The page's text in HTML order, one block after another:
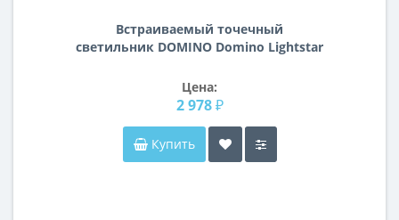
Встраиваемый точечный
светильник DOMINO Domino Lightstar
Цена:
2 978 ₽
Купить